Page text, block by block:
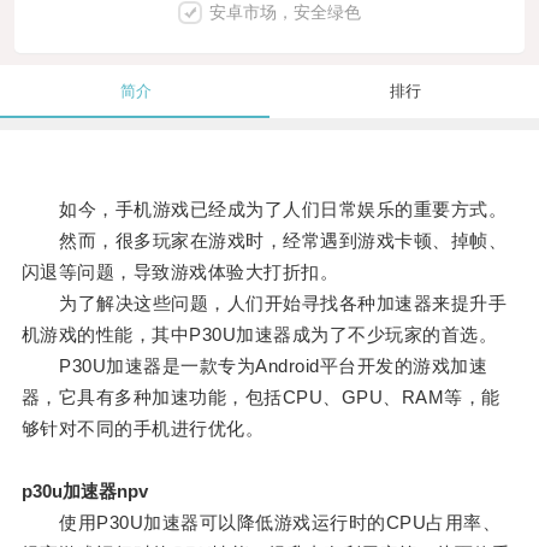
安卓市场，安全绿色
简介 排行
如今，手机游戏已经成为了人们日常娱乐的重要方式。
然而，很多玩家在游戏时，经常遇到游戏卡顿、掉帧、
闪退等问题，导致游戏体验大打折扣。
为了解决这些问题，人们开始寻找各种加速器来提升手
机游戏的性能，其中P30U加速器成为了不少玩家的首选。
P30U加速器是一款专为Android平台开发的游戏加速
器，它具有多种加速功能，包括CPU、GPU、RAM等，能
够针对不同的手机进行优化。
p30u加速器npv
使用P30U加速器可以降低游戏运行时的CPU占用率、